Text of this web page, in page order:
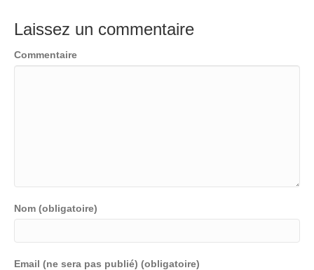
Laissez un commentaire
Commentaire
Nom (obligatoire)
Email (ne sera pas publié) (obligatoire)